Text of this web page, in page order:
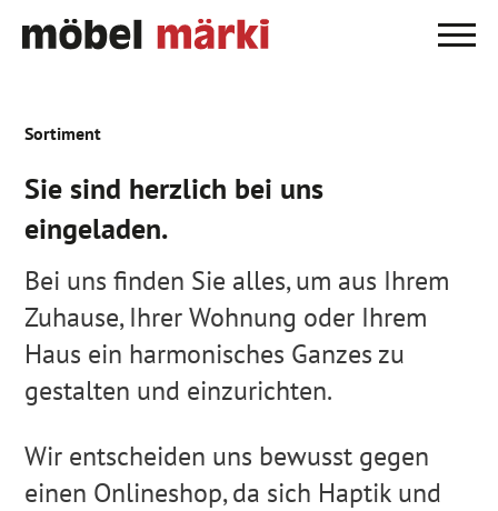
Sortiment
Sie sind herzlich bei uns
eingeladen.
Bei uns finden Sie alles, um aus Ihrem
Zuhause, Ihrer Wohnung oder Ihrem
Haus ein harmonisches Ganzes zu
gestalten und einzurichten.
Wir entscheiden uns bewusst gegen
einen Onlineshop, da sich Haptik und